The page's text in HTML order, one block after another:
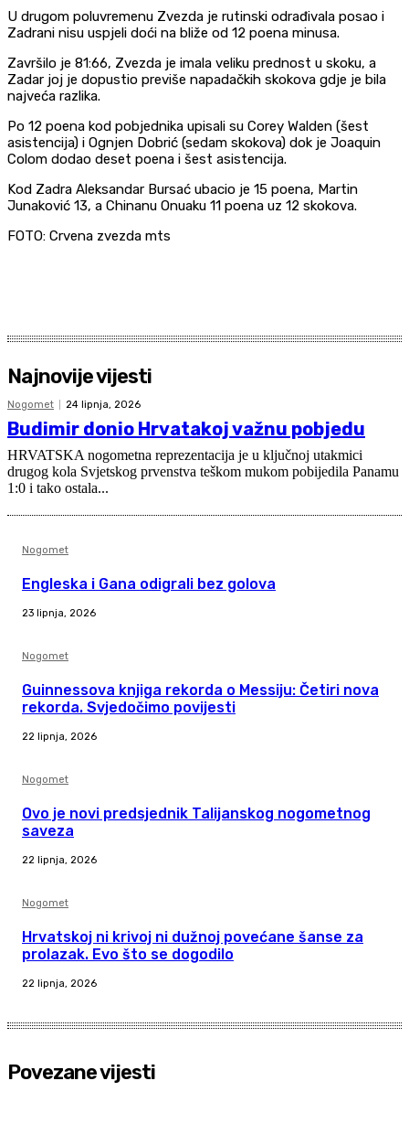
U drugom poluvremenu Zvezda je rutinski odrađivala posao i
Zadrani nisu uspjeli doći na bliže od 12 poena minusa.
Završilo je 81:66, Zvezda je imala veliku prednost u skoku, a
Zadar joj je dopustio previše napadačkih skokova gdje je bila
najveća razlika.
Po 12 poena kod pobjednika upisali su Corey Walden (šest
asistencija) i Ognjen Dobrić (sedam skokova) dok je Joaquin
Colom dodao deset poena i šest asistencija.
Kod Zadra Aleksandar Bursać ubacio je 15 poena, Martin
Junaković 13, a Chinanu Onuaku 11 poena uz 12 skokova.
FOTO: Crvena zvezda mts
Najnovije vijesti
Nogomet 24 lipnja, 2026
Budimir donio Hrvatakoj važnu pobjedu
HRVATSKA nogometna reprezentacija je u ključnoj utakmici
drugog kola Svjetskog prvenstva teškom mukom pobijedila Panamu
1:0 i tako ostala...
Nogomet
Engleska i Gana odigrali bez golova
23 lipnja, 2026
Nogomet
Guinnessova knjiga rekorda o Messiju: Četiri nova
rekorda. Svjedočimo povijesti
22 lipnja, 2026
Nogomet
Ovo je novi predsjednik Talijanskog nogometnog
saveza
22 lipnja, 2026
Nogomet
Hrvatskoj ni krivoj ni dužnoj povećane šanse za
prolazak. Evo što se dogodilo
22 lipnja, 2026
Povezane vijesti